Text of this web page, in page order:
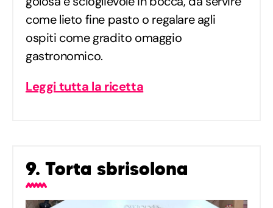
come lieto fine pasto o regalare agli
ospiti come gradito omaggio
gastronomico.
Leggi tutta la ricetta
9. Torta sbrisolona